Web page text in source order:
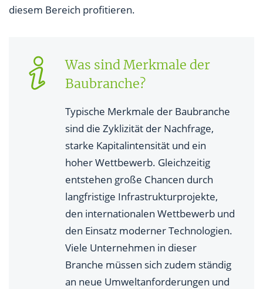
diesem Bereich profitieren.
Was sind Merkmale der
Baubranche?
Typische Merkmale der Baubranche
sind die Zyklizität der Nachfrage,
starke Kapitalintensität und ein
hoher Wettbewerb. Gleichzeitig
entstehen große Chancen durch
langfristige Infrastrukturprojekte,
den internationalen Wettbewerb und
den Einsatz moderner Technologien.
Viele Unternehmen in dieser
Branche müssen sich zudem ständig
an neue Umweltanforderungen und